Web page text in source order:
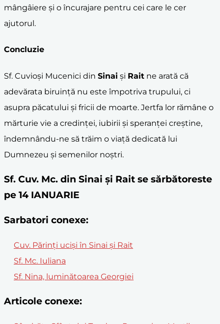
mângâiere și o încurajare pentru cei care le cer
ajutorul.
Concluzie
Sf. Cuvioși Mucenici din Sinai și Rait ne arată că
adevărata biruință nu este împotriva trupului, ci
asupra păcatului și fricii de moarte. Jertfa lor rămâne o
mărturie vie a credinței, iubirii și speranței creștine,
îndemnându-ne să trăim o viață dedicată lui
Dumnezeu și semenilor noștri.
Sf. Cuv. Mc. din Sinai și Rait se sărbătoreste
pe 14 IANUARIE
Sarbatori conexe:
Cuv. Părinţi ucişi în Sinai şi Rait
Sf. Mc. Iuliana
Sf. Nina, luminătoarea Georgiei
Articole conexe: